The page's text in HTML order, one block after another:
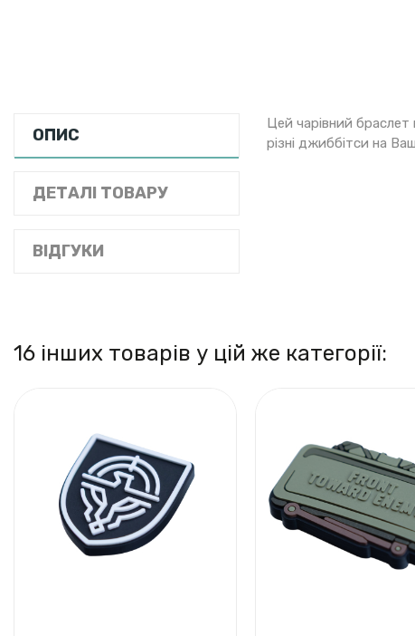
ОПИС
ДЕТАЛІ ТОВАРУ
ВІДГУКИ
Цей чарівний
різні джиббітси на
16 інших товарів у цій же категорії: